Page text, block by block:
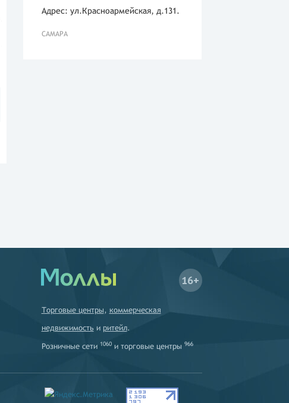
Адрес: ул.Красноармейская, д.131.
САМАРА
16+
Торговые центры, коммерческая
недвижимость и ритейл.
Розничные сети 1060и торговые центры 966